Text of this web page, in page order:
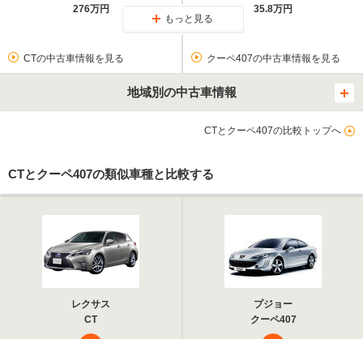
276万円
35.8万円
もっと見る
CTの中古車情報を見る クーペ407の中古車情報を見る
地域別の中古車情報
CTとクーペ407の比較トップへ
CTとクーペ407の類似車種と比較する
レクサス
CT
プジョー
クーペ407